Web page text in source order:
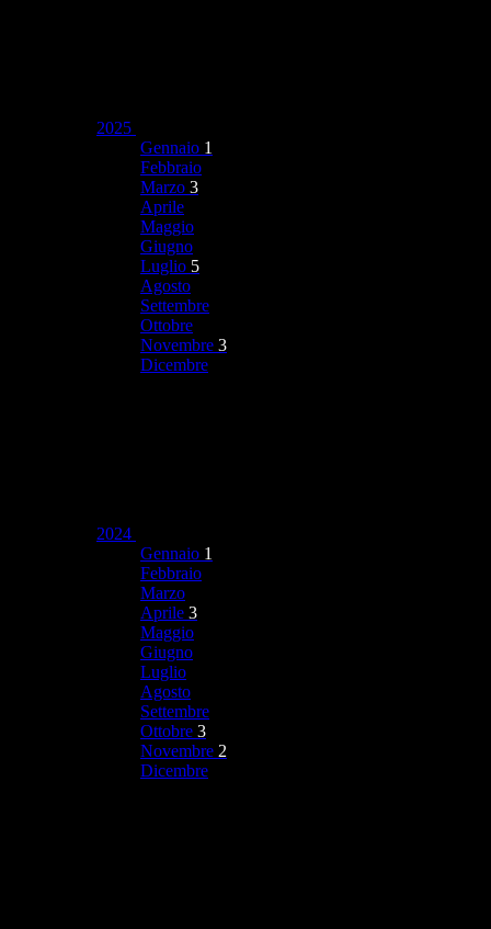
2025
Gennaio 1
Febbraio
Marzo 3
Aprile
Maggio
Giugno
Luglio 5
Agosto
Settembre
Ottobre
Novembre 3
Dicembre
2024
Gennaio 1
Febbraio
Marzo
Aprile 3
Maggio
Giugno
Luglio
Agosto
Settembre
Ottobre 3
Novembre 2
Dicembre